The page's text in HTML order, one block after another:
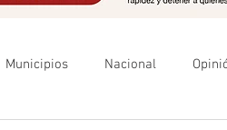
Municipios Nacional